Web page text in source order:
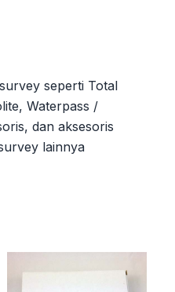
seperti Total
Waterpass /
dan aksesoris
lainnya